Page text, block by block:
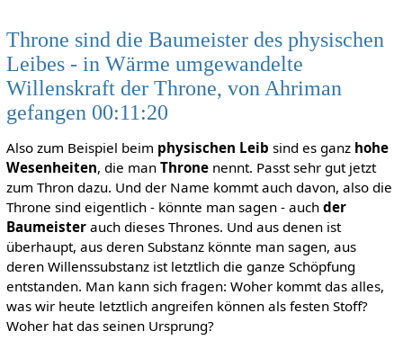
Throne sind die Baumeister des physischen
Leibes - in Wärme umgewandelte
Willenskraft der Throne, von Ahriman
gefangen 00:11:20
Also zum Beispiel beim physischen Leib sind es ganz hohe
Wesenheiten, die man Thronenennt. Passt sehr gut jetzt
zum Thron dazu. Und der Name kommt auch davon, also die
Throne sind eigentlich - könnte man sagen - auch der
Baumeisterauch dieses Thrones. Und aus denen ist
überhaupt, aus deren Substanz könnte man sagen, aus
deren Willenssubstanz ist letztlich die ganze Schöpfung
entstanden. Man kann sich fragen: Woher kommt das alles,
was wir heute letztlich angreifen können als festen Stoff?
Woher hat das seinen Ursprung?